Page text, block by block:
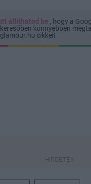
Itt állíthatod be , hogy a
keresőben könnyebben
glamour.hu cikkeit